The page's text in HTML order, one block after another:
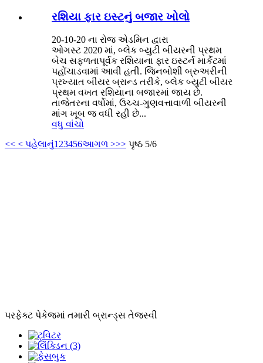
રશિયા ફાર ઇસ્ટનું બજાર ખોલો
20-10-20 ના રોજ એડમિન દ્વારા
ઓગસ્ટ 2020 માં, બ્લેક બ્યુટી બીયરની પ્રથમ
બેચ સફળતાપૂર્વક રશિયાના ફાર ઇસ્ટર્ન માર્કેટમાં
પહોંચાડવામાં આવી હતી. જિનબોશી બ્રુઅરીની
પ્રખ્યાત બીયર બ્રાન્ડ તરીકે, બ્લેક બ્યુટી બીયર
પ્રથમ વખત રશિયાના બજારમાં જાય છે.
તાજેતરના વર્ષોમાં, ઉચ્ચ-ગુણવત્તાવાળી બીયરની
માંગ ખૂબ જ વધી રહી છે...
વધુ વાંચો
<< < પહેલાનું1 23456આગળ >>> પૃષ્ઠ 5/6
પરફેક્ટ પેકેજમાં તમારી બ્રાન્ડ્સ તેજસ્વી